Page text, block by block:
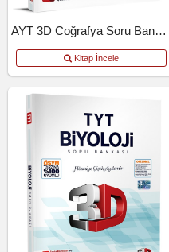
AYT 3D Coğrafya Soru Bankası
Kitap İncele